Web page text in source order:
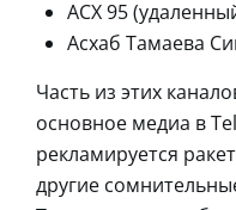
АСХ 95
Асхаб Тамаева
Часть из этих
основное медиа в
рекламируется
другие